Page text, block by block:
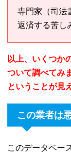
専門家（司法
返済する苦し
以上、いくつか
ついて調べてみ
ということが見
この業者は
このデータベー